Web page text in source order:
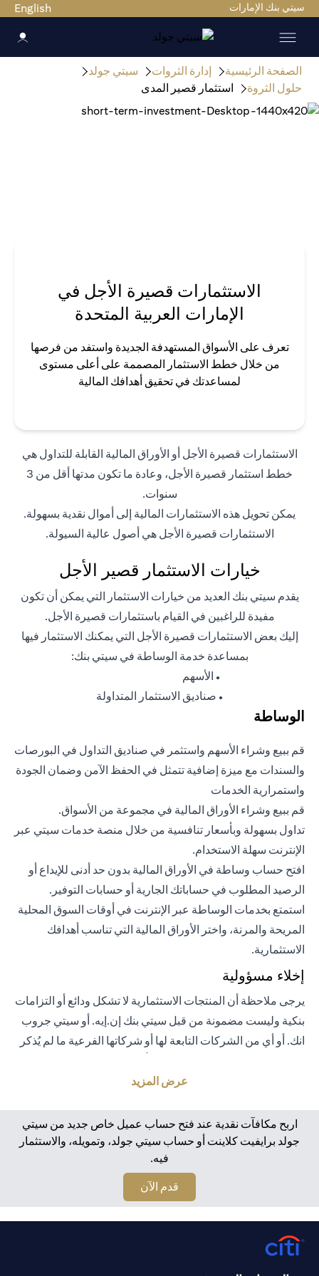
سيتي بنك الإمارات English
الصفحة الرئيسية إدارة الثروات
سيتي جولد
حلول الثروة
استثمار قصير المدى
الاستثمارات قصيرة الأجل في
الإمارات العربية المتحدة
تعرف على الأسواق المستهدفة الجديدة واستفد من فرصها
من خلال خطط الاستثمار المصممة على أعلى مستوى
لمساعدتك في تحقيق أهدافك المالية
الاستثمارات قصيرة الأجل أو الأوراق المالية القابلة للتداول هي
خطط استثمار قصيرة الأجل، وعادة ما تكون مدتها أقل من 3
سنوات.
يمكن تحويل هذه الاستثمارات المالية إلى أموال نقدية بسهولة.
الاستثمارات قصيرة الأجل هي أصول عالية السيولة.
خيارات الاستثمار قصير الأجل
يقدم سيتي بنك العديد من خيارات الاستثمار التي يمكن أن تكون
مفيدة للراغبين في القيام باستثمارات قصيرة الأجل.
إليك بعض الاستثمارات قصيرة الأجل التي يمكنك الاستثمار فيها
بمساعدة خدمة الوساطة في سيتي بنك:
● الأسهم
● صناديق الاستثمار المتداولة
الوساطة
قم ببيع وشراء الأسهم واستثمر في صناديق التداول في البورصات
والسندات مع ميزة إضافية تتمثل في الحفظ الآمن وضمان الجودة
واستمرارية الخدمات
قم ببيع وشراء الأوراق المالية في مجموعة من الأسواق.
تداول بسهولة وبأسعار تنافسية من خلال منصة خدمات سيتي عبر
الإنترنت سهلة الاستخدام.
افتح حساب وساطة في الأوراق المالية بدون حد أدنى للإيداع أو
الرصيد المطلوب في حساباتك الجارية أو حسابات التوفير.
استمتع بخدمات الوساطة عبر الإنترنت في أوقات السوق المحلية
المريحة والمرنة، واختر الأوراق المالية التي تناسب أهدافك
الاستثمارية.
إخلاء مسؤولية
يرجى ملاحظة أن المنتجات الاستثمارية لا تشكل ودائع أو التزامات
بنكية وليست مضمونة من قبل سيتي بنك إن.إيه. أو سيتي جروب
انك. أو أي من الشركات التابعة لها أو شركاتها الفرعية ما لم يُذكر
من قبل الحكومة أو الجهات الحكومية. تخضع منتجات الاستثمار
الأصلي المستثمر. الأداء السابق لمنتجات الاستثمار ليس مؤشرًا
على النتائج المستقبلية، بمعنى أن الأسعار قد ترتفع أو تنخفض.
يجب أن يكون المستثمرون الذين يستثمرون في منتجات
استثمارية و / أو منتجات خزينة مقومة بعملة أجنبية (غير محلية)
على دراية بمخاطر تقلبات أسعار الصرف التي قد تتسبب في
خسارة رأس المال عند تحويل العملة الأجنبية إلى العملة المحلية
للمستثمرين. لا تتوفر منتجات الاستثمار والخزينة للأشخاص
الأمريكيين. تخضع جميع الطلبات المتعلقة بمنتجات الاستثمار
عرض المزيد
اربح مكافآت نقدية عند فتح حساب عميل خاص جديد من سيتي
جولد برايفيت كلاينت أو حساب سيتي جولد، وتمويله، والاستثمار
فيه.
قدم الآن